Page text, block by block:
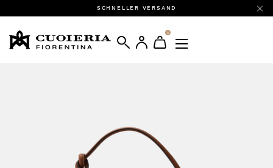
SCHNELLER VERSAND
0